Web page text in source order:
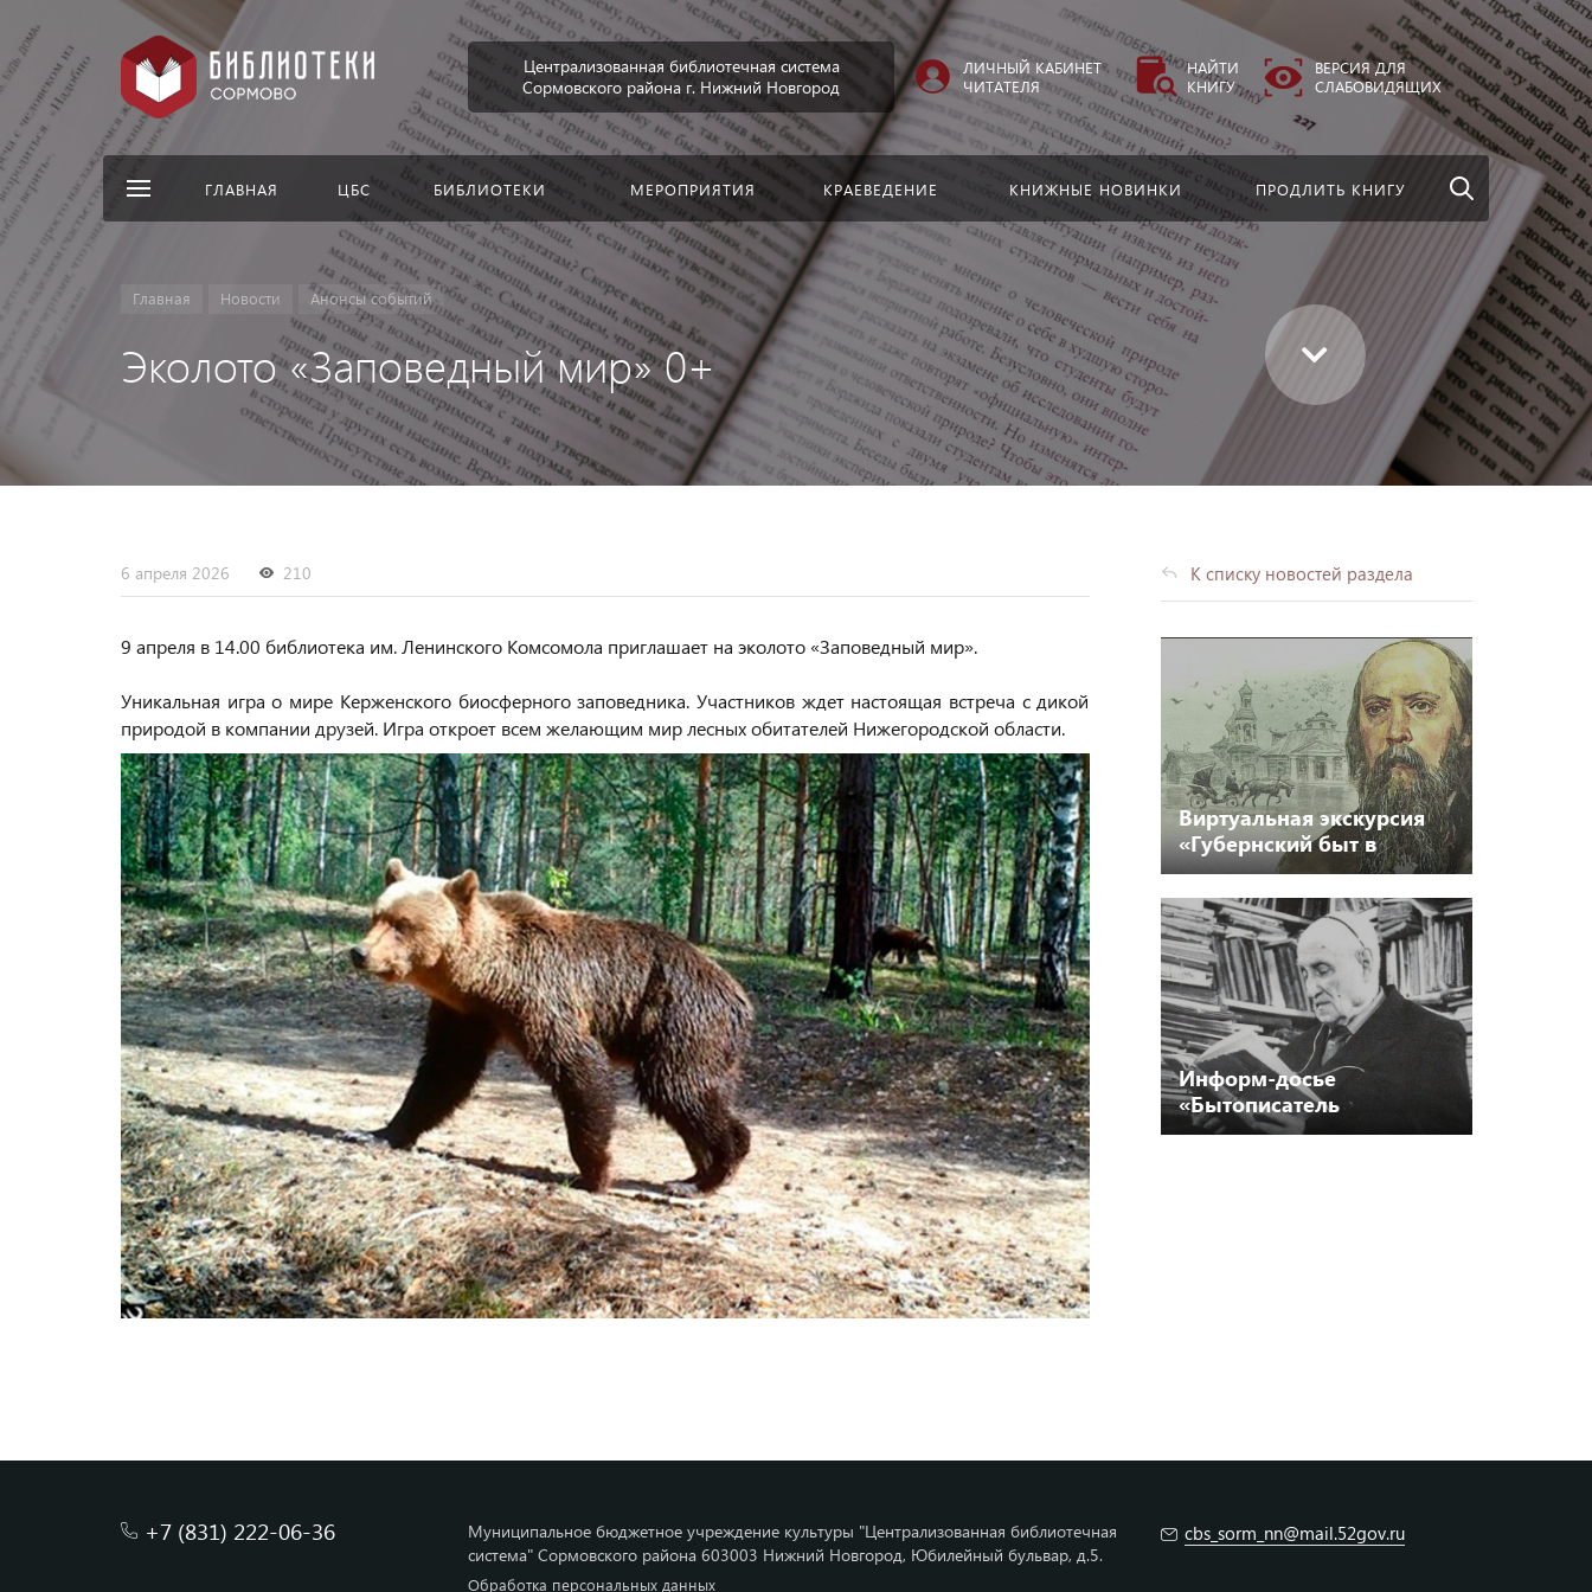
Искать:везде Найти
Централизованная библиотечная система
Сормовского района г. Нижний Новгород
ЛИЧНЫЙ КАБИНЕТ
ЧИТАТЕЛЯ
НАЙТИ
КНИГУ
ВЕРСИЯ ДЛЯ
СЛАБОВИДЯЩИХ
ГЛАВНАЯ ЦБС БИБЛИОТЕКИ МЕРОПРИЯТИЯ КРАЕВЕДЕНИЕ КНИЖНЫЕ НОВИНКИ ПРОДЛИТЬ КНИГУ
Главная Новости Анонсы событий
Эколото «Заповедный мир» 0+
К списку новостей раздела
Виртуальная экскурсия
«Губернский быт в
зеркале "Господ
Головлевых"» 12+
Информ-досье
«Бытописатель
нижегородской старины»
6 апреля 2026 210
9 апреля в 14.00 библиотека им. Ленинского Комсомола приглашает на эколото «Заповедный мир».
Уникальная игра о мире Керженского биосферного заповедника. Участников ждет настоящая встреча с дикой
природой в компании друзей. Игра откроет всем желающим мир лесных обитателей Нижегородской области.
+7 (831) 222-06-36
Муниципальное бюджетное учреждение культуры "Централизованная библиотечная
система" Сормовского района 603003 Нижний Новгород, Юбилейный бульвар, д.5.
Обработка персональных данных
cbs_sorm_nn@mail.52gov.ru